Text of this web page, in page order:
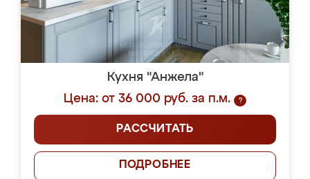
Кухня "Анжела"
Цена: от 36 000 руб. за п.м.
?
РАССЧИТАТЬ
ПОДРОБНЕЕ